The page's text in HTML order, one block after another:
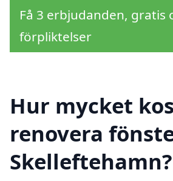
Få 3 erbjudanden, gratis
förpliktelser
Hur mycket
renovera
Skelleftehamn?